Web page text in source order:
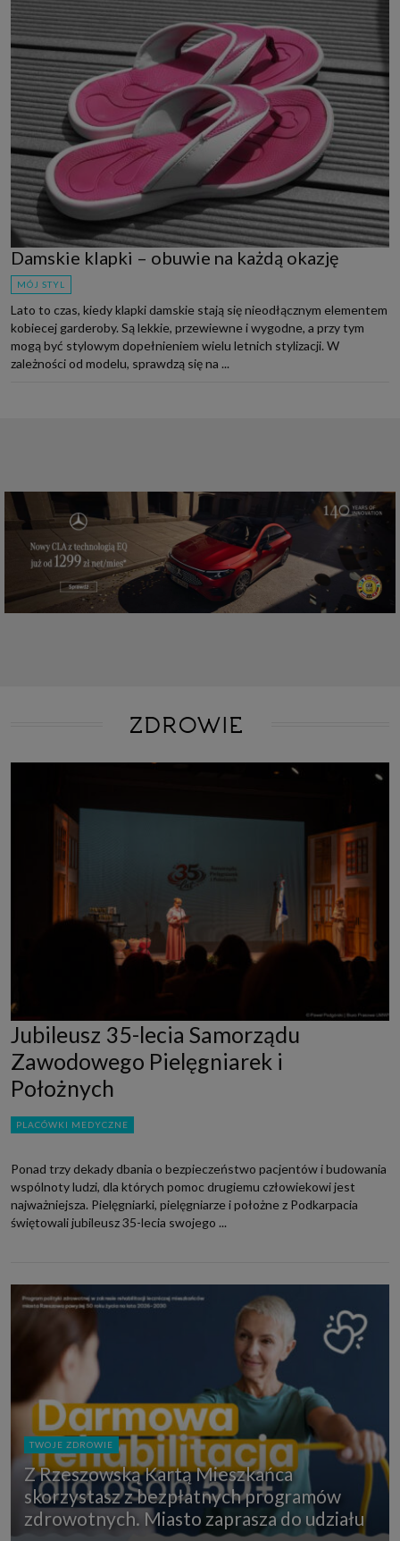
Damskie klapki – obuwie na każdą okazję
MÓJ STYL
Lato to czas, kiedy klapki damskie stają się nieodłącznym elementem
kobiecej garderoby. Są lekkie, przewiewne i wygodne, a przy tym
mogą być stylowym dopełnieniem wielu letnich stylizacji. W
zależności od modelu, sprawdzą się na ...
ZDROWIE
Jubileusz 35-lecia Samorządu
Zawodowego Pielęgniarek i
Położnych
PLACÓWKI MEDYCZNE
Ponad trzy dekady dbania o bezpieczeństwo pacjentów i budowania
wspólnoty ludzi, dla których pomoc drugiemu człowiekowi jest
najważniejsza. Pielęgniarki, pielęgniarze i położne z Podkarpacia
świętowali jubileusz 35-lecia swojego ...
TWOJE ZDROWIE
Z Rzeszowską Kartą Mieszkańca
skorzystasz z bezpłatnych programów
zdrowotnych. Miasto zaprasza do udziału